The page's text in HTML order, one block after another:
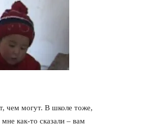
чем могут. В школе тоже,
как-то сказали – вам